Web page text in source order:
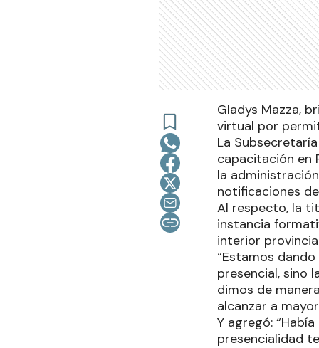
Gladys Mazza,
virtual por
La
capacitación en
la
notificaciones
Al respecto, la
instancia
interior
“Estamos
presencial, sino
dimos de
alcanzar a
Y agregó:
presencialidad